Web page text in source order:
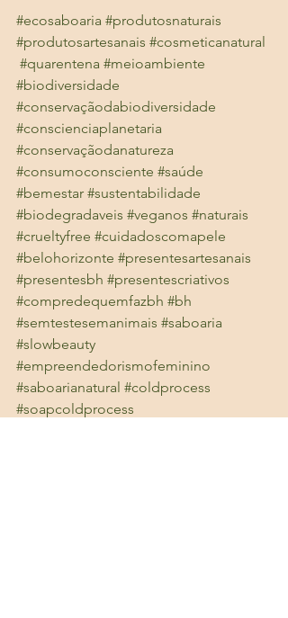
#ecosaboaria #produtosnaturais
#produtosartesanais #cosmeticanatural
#quarentena #meioambiente
#biodiversidade
#conservaçãodabiodiversidade
#conscienciaplanetaria
#conservaçãodanatureza
#consumoconsciente #saúde
#bemestar #sustentabilidade
#biodegradaveis #veganos #naturais
#crueltyfree #cuidadoscomapele
#belohorizonte #presentesartesanais
#presentesbh #presentescriativos
#compredequemfazbh #bh
#semtestesemanimais #saboaria
#slowbeauty
#empreendedorismofeminino
#saboarianatural #coldprocess
#soapcoldprocess